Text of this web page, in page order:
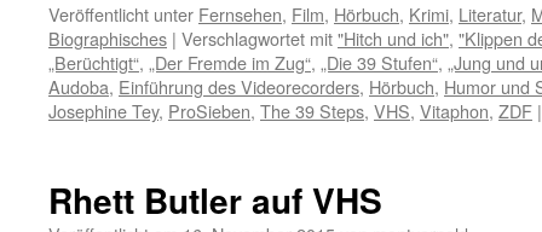
Veröffentlicht unter Fernsehen, Film, Hörbuch, Krimi, Literatur,
Biographisches | Verschlagwortet mit"Hitch und ich", "Klippen
„Berüchtigt“, „Der Fremde im Zug“, „Die 39 Stufen“, „Jung und
Audoba, Einführung des Videorecorders, Hörbuch, Humor und
Josephine Tey, ProSieben, The 39 Steps, VHS, Vitaphon, ZDF |
Rhett Butler auf VHS